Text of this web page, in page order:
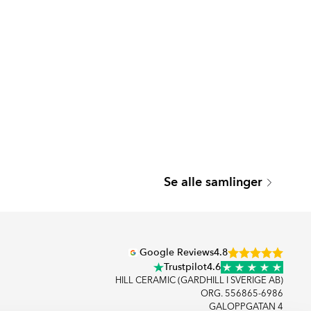
Se alle samlinger
Google Reviews4.8
Trustpilot4.6
HILL CERAMIC (GARDHILL I SVERIGE AB)
ORG. 556865-6986
GALOPPGATAN 4